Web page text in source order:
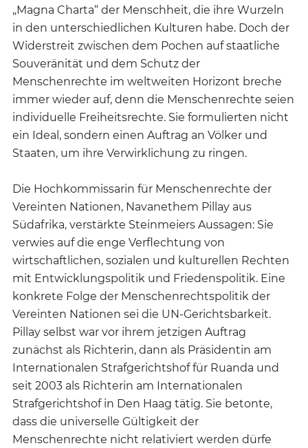
„Magna Charta“ der Menschheit, die ihre Wurzeln
in den unterschiedlichen Kulturen habe. Doch der
Widerstreit zwischen dem Pochen auf staatliche
Souveränität und dem Schutz der
Menschenrechte im weltweiten Horizont breche
immer wieder auf, denn die Menschenrechte seien
individuelle Freiheitsrechte. Sie formulierten nicht
ein Ideal, sondern einen Auftrag an Völker und
Staaten, um ihre Verwirklichung zu ringen.
Die Hochkommissarin für Menschenrechte der
Vereinten Nationen, Navanethem Pillay aus
Südafrika, verstärkte Steinmeiers Aussagen: Sie
verwies auf die enge Verflechtung von
wirtschaftlichen, sozialen und kulturellen Rechten
mit Entwicklungspolitik und Friedenspolitik. Eine
konkrete Folge der Menschenrechtspolitik der
Vereinten Nationen sei die UN-Gerichtsbarkeit.
Pillay selbst war vor ihrem jetzigen Auftrag
zunächst als Richterin, dann als Präsidentin am
Internationalen Strafgerichtshof für Ruanda und
seit 2003 als Richterin am Internationalen
Strafgerichtshof in Den Haag tätig. Sie betonte,
dass die universelle Gültigkeit der
Menschenrechte nicht relativiert werden dürfe